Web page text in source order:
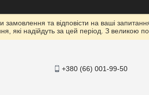
та відповісти на ваші
які надійдуть за цей період. З великою
+380 (66) 001-99-50